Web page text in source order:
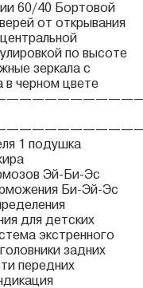
60/40 Бортовой
от открывания
по высоте
зеркала с
в черном цвете
1 подушка
Эй-Би-Эс
Би-Эй-Эс
для детских
экстренного
задних
передних